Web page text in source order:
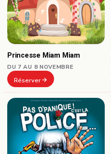
Princesse Miam Miam
DU 7 AU 8 NOVEMBRE
Réserver